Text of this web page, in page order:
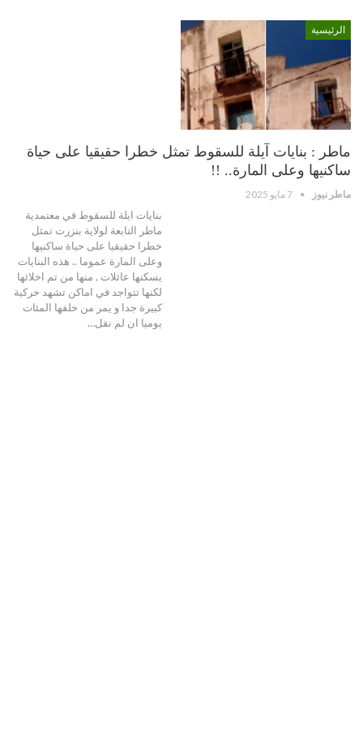
الرئيسية
ماطر : بنايات آيلة للسقوط تمثل خطرا حقيقيا على حياة
ساكنيها وعلى المارة.. !!
ماطر نيوز 7 مايو 2025
بنايات ايلة للسقوط في معتمدية
ماطر التابعة لولاية بنزرت تمثل
خطرا حقيقيا على حياة ساكنيها
وعلى المارة عموما .. هذه البنايات
يسكنها عائلات , منها من تم اخلائها
لكنها تتواجد في اماكن تشهد حركية
كبيرة جدا و يمر من خلفها المئات
يوميا ان لم نقل…